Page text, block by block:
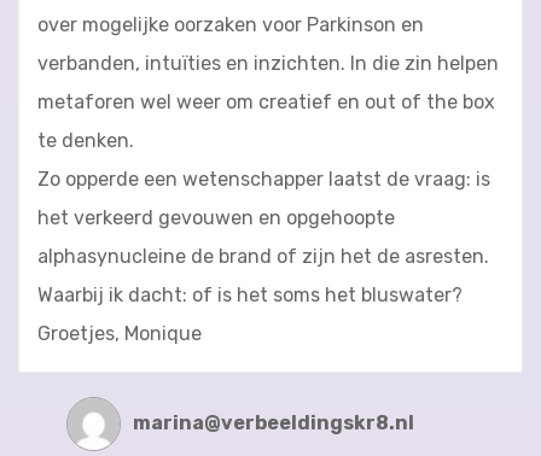
over mogelijke oorzaken voor Parkinson en
verbanden, intuïties en inzichten. In die zin helpen
metaforen wel weer om creatief en out of the box
te denken.
Zo opperde een wetenschapper laatst de vraag: is
het verkeerd gevouwen en opgehoopte
alphasynucleine de brand of zijn het de asresten.
Waarbij ik dacht: of is het soms het bluswater?
Groetjes, Monique
marina@verbeeldingskr8.nl